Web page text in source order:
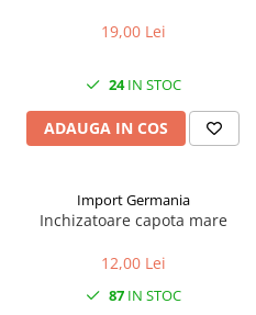
19,00 Lei
24IN STOC
ADAUGA IN COS
Import Germania
Inchizatoare capota mare
12,00 Lei
87IN STOC